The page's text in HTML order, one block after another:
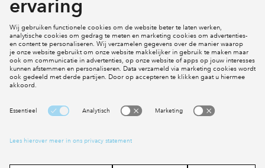
Social Media
Cookies